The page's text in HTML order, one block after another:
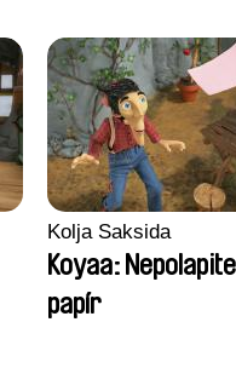
Kolja Saksida
Koyaa:
papír